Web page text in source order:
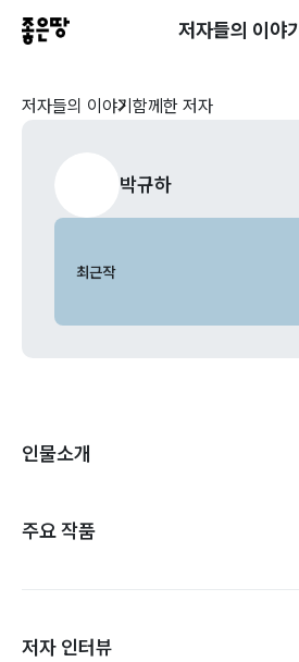
저자들의 이야기
저자들의 이야기 함께한 저자
박규하
최근작
인물소개
주요 작품
저자 인터뷰